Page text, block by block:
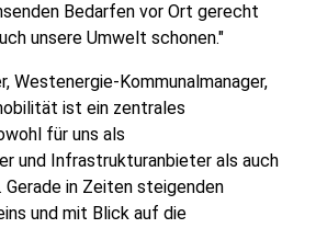
Bedarfen vor Ort gerecht
unsere Umwelt schonen."
Westenergie-Kommunalmanager,
ist ein zentrales
für uns als
und Infrastrukturanbieter als auch
Gerade in Zeiten steigenden
und mit Blick auf die